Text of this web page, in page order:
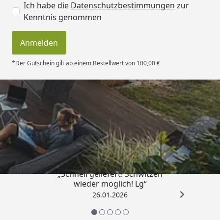
Bodenbalken 7 x 5 cm
Tür
Schlüsseln und
Echtglas-Lichtausschnitt
81 x 173 cm
Durchgangsmaß
Fenster
Doppelfenster mit
kompaktem Rahmen
Dreh- /Kippbeschläge
Lieferung inkl.
Kreuzsprossen
Fichte
Ich habe die Datenschutzbestimmungen zur
Kenntnis genommen
Anmelden
*Der Gutschein gilt ab einem Bestellwert von 100,00 €
Trusted Shops
„Schnell geliefert! Schwitzen
wieder möglich! Lg“
26.01.2026